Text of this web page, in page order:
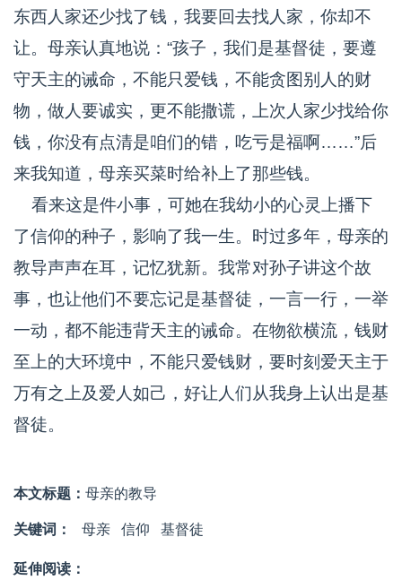
东西人家还少找了钱，我要回去找人家，你却不
让。母亲认真地说：“孩子，我们是基督徒，要遵
守天主的诫命，不能只爱钱，不能贪图别人的财
物，做人要诚实，更不能撒谎，上次人家少找给你
钱，你没有点清是咱们的错，吃亏是福啊……”后
来我知道，母亲买菜时给补上了那些钱。
看来这是件小事，可她在我幼小的心灵上播下
了信仰的种子，影响了我一生。时过多年，母亲的
教导声声在耳，记忆犹新。我常对孙子讲这个故
事，也让他们不要忘记是基督徒，一言一行，一举
一动，都不能违背天主的诫命。在物欲横流，钱财
至上的大环境中，不能只爱钱财，要时刻爱天主于
万有之上及爱人如己，好让人们从我身上认出是基
督徒。
本文标题： 母亲的教导
关键词： 母亲 信仰 基督徒
延伸阅读：